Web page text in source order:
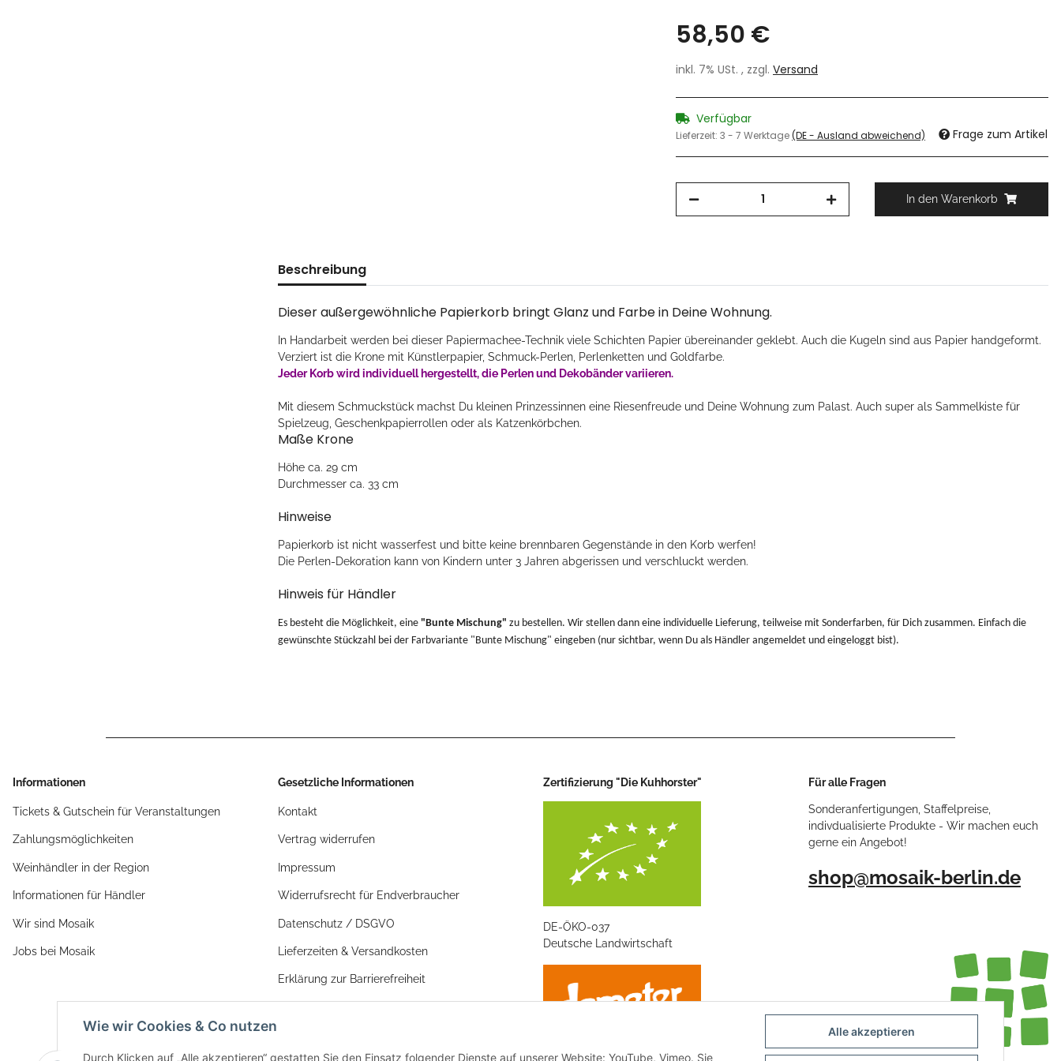
Alle akzeptieren
Wie wir Cookies & Co nutzen
Durch Klicken auf „Alle akzeptieren“ gestatten Sie den Einsatz folgender Dienste auf unserer Website: YouTube, Vimeo. Sie
58,50 €
inkl. 7% USt. , zzgl. Versand
Verfügbar
Lieferzeit: 3 - 7 Werktage(DE - Ausland abweichend) Frage zum Artikel
In den Warenkorb
Beschreibung
Dieser außergewöhnliche Papierkorb bringt Glanz und Farbe in Deine Wohnung.
In Handarbeit werden bei dieser Papiermachee-Technik viele Schichten Papier übereinander geklebt. Auch die Kugeln sind aus Papier handgeformt.
Verziert ist die Krone mit Künstlerpapier, Schmuck-Perlen, Perlenketten und Goldfarbe.
Jeder Korb wird individuell hergestellt, die Perlen und Dekobänder variieren.
Mit diesem Schmuckstück machst Du kleinen Prinzessinnen eine Riesenfreude und Deine Wohnung zum Palast. Auch super als Sammelkiste für
Spielzeug, Geschenkpapierrollen oder als Katzenkörbchen.
Maße Krone
Höhe ca. 29 cm
Durchmesser ca. 33 cm
Hinweise
Papierkorb ist nicht wasserfest und bitte keine brennbaren Gegenstände in den Korb werfen!
Die Perlen-Dekoration kann von Kindern unter 3 Jahren abgerissen und verschluckt werden.
Hinweis für Händler
Es besteht die Möglichkeit, eine "Bunte Mischung" zu bestellen. Wir stellen dann eine individuelle Lieferung, teilweise mit Sonderfarben, für Dich zusammen. Einfach die
gewünschte Stückzahl bei der Farbvariante "Bunte Mischung" eingeben (nur sichtbar, wenn Du als Händler angemeldet und eingeloggt bist).
Informationen
Tickets & Gutschein für Veranstaltungen
Zahlungsmöglichkeiten
Weinhändler in der Region
Informationen für Händler
Wir sind Mosaik
Jobs bei Mosaik
Gesetzliche Informationen
Kontakt
Vertrag widerrufen
Impressum
Widerrufsrecht für Endverbraucher
Datenschutz / DSGVO
Lieferzeiten & Versandkosten
Erklärung zur Barrierefreiheit
Zertifizierung "Die Kuhhorster"
DE-ÖKO-037
Deutsche Landwirtschaft
Für alle Fragen
Sonderanfertigungen, Staffelpreise,
indivdualisierte Produkte - Wir machen euch
gerne ein Angebot!
shop@mosaik-berlin.de